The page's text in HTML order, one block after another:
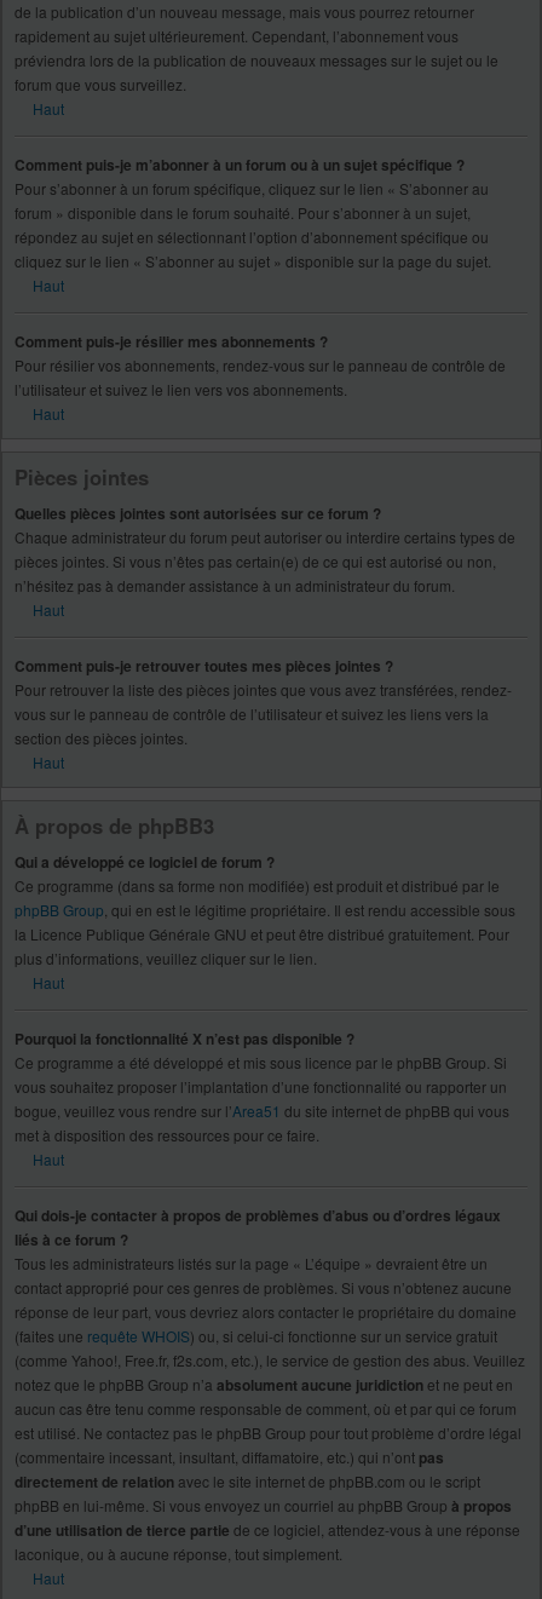
de la publication d’un nouveau message, mais vous pourrez retourner
rapidement au sujet ultérieurement. Cependant, l’abonnement vous
préviendra lors de la publication de nouveaux messages sur le sujet ou le
forum que vous surveillez.
Haut
Comment puis-je m’abonner à un forum ou à un sujet spécifique ?
Pour s’abonner à un forum spécifique, cliquez sur le lien « S’abonner au
forum » disponible dans le forum souhaité. Pour s’abonner à un sujet,
répondez au sujet en sélectionnant l’option d’abonnement spécifique ou
cliquez sur le lien « S’abonner au sujet » disponible sur la page du sujet.
Haut
Comment puis-je résilier mes abonnements ?
Pour résilier vos abonnements, rendez-vous sur le panneau de contrôle de
l’utilisateur et suivez le lien vers vos abonnements.
Haut
Pièces jointes
Quelles pièces jointes sont autorisées sur ce forum ?
Chaque administrateur du forum peut autoriser ou interdire certains types de
pièces jointes. Si vous n’êtes pas certain(e) de ce qui est autorisé ou non,
n’hésitez pas à demander assistance à un administrateur du forum.
Haut
Comment puis-je retrouver toutes mes pièces jointes ?
Pour retrouver la liste des pièces jointes que vous avez transférées, rendez-
vous sur le panneau de contrôle de l’utilisateur et suivez les liens vers la
section des pièces jointes.
Haut
À propos de phpBB3
Qui a développé ce logiciel de forum ?
Ce programme (dans sa forme non modifiée) est produit et distribué par le
phpBB Group , qui en est le légitime propriétaire. Il est rendu accessible sous
la Licence Publique Générale GNU et peut être distribué gratuitement. Pour
plus d’informations, veuillez cliquer sur le lien.
Haut
Pourquoi la fonctionnalité X n’est pas disponible ?
Ce programme a été développé et mis sous licence par le phpBB Group. Si
vous souhaitez proposer l’implantation d’une fonctionnalité ou rapporter un
bogue, veuillez vous rendre sur l’Area51 du site internet de phpBB qui vous
met à disposition des ressources pour ce faire.
Haut
Qui dois-je contacter à propos de problèmes d’abus ou d’ordres légaux
liés à ce forum ?
Tous les administrateurs listés sur la page « L’équipe » devraient être un
contact approprié pour ces genres de problèmes. Si vous n’obtenez aucune
réponse de leur part, vous devriez alors contacter le propriétaire du domaine
(faites une requête WHOIS) ou, si celui-ci fonctionne sur un service gratuit
(comme Yahoo!, Free.fr, f2s.com, etc.), le service de gestion des abus. Veuillez
notez que le phpBB Group n’a absolument aucune juridictionet ne peut en
aucun cas être tenu comme responsable de comment, où et par qui ce forum
est utilisé. Ne contactez pas le phpBB Group pour tout problème d’ordre légal
(commentaire incessant, insultant, diffamatoire, etc.) qui n’ont pas
directement de relation avec le site internet de phpBB.com ou le script
phpBB en lui-même. Si vous envoyez un courriel au phpBB Group à propos
d’une utilisation de tierce partie de ce logiciel, attendez-vous à une réponse
laconique, ou à aucune réponse, tout simplement.
Haut